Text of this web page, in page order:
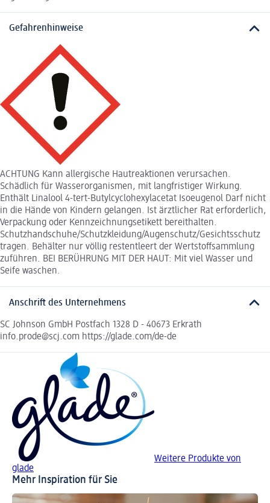
Gefahrenhinweise
ACHTUNG Kann allergische Hautreaktionen verursachen.
Schädlich für Wasserorganismen, mit langfristiger Wirkung.
Enthält Linalool 4-tert-Butylcyclohexylacetat Isoeugenol Darf nicht
in die Hände von Kindern gelangen. Ist ärztlicher Rat erforderlich,
Verpackung oder Kennzeichnungsetikett bereithalten.
Schutzhandschuhe/Schutzkleidung/Augenschutz/Gesichtsschutz
tragen. Behälter nur völlig restentleert der Wertstoffsammlung
zuführen. BEI BERÜHRUNG MIT DER HAUT: Mit viel Wasser und
Seife waschen.
Anschrift des Unternehmens
SC Johnson GmbH Postfach 1328 D - 40673 Erkrath
info.prode@scj.com https://glade.com/de-de
Weitere Produkte von
glade
Mehr Inspiration für Sie